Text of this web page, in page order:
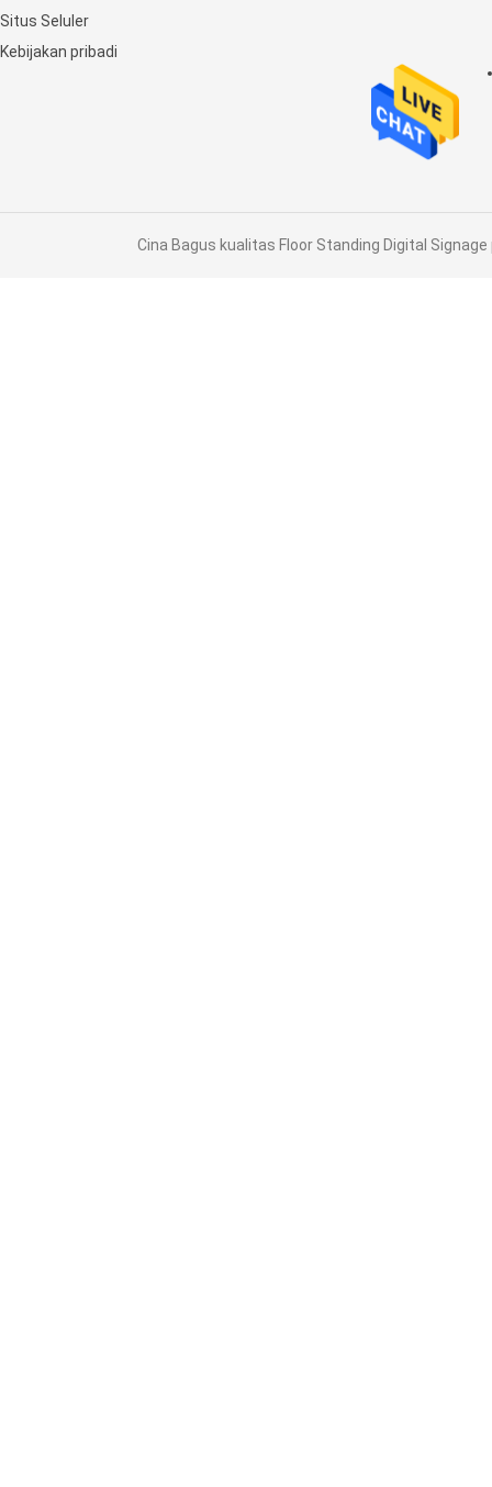
Situs Seluler
Kebijakan pribadi
Cina Bagus kualitas Floor Standing Digital